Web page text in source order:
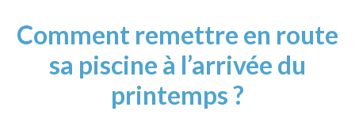
Comment remettre en route
sa piscine à l’arrivée du
printemps ?